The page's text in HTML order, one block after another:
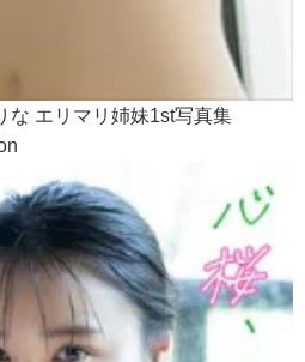
な エリマリ姉妹1st写真集